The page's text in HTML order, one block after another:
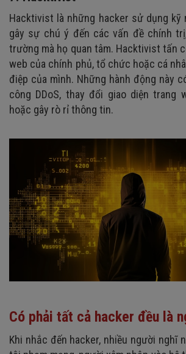
Hacktivist là những hacker sử dụng kỹ
gây sự chú ý đến các vấn đề chính
trường mà họ quan tâm. Hacktivist tấn
web của chính phủ, tổ chức hoặc cá
điệp của mình. Những hành động này
công DDoS, thay đổi giao diện trang
hoặc gây rò rỉ thông tin.
Có phải tất cả hacker đều là
Khi nhắc đến hacker, nhiều người nghĩ